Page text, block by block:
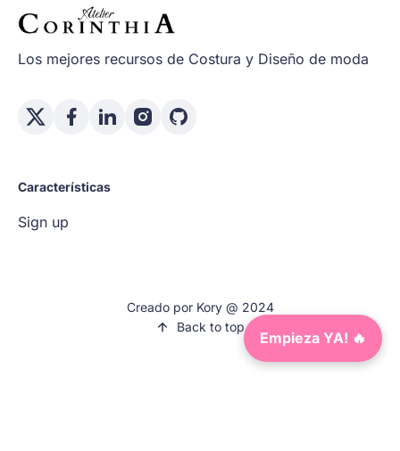
Empieza YA! 🔥
Los mejores recursos de Costura y Diseño de moda
Características
Sign up
Creado por Kory @ 2024
Back to top